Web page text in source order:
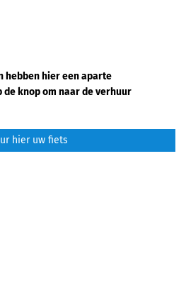
hebben hier een aparte
knop om naar de verhuur
hier uw fiets